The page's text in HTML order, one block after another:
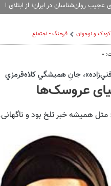
روان‌شناسان در ایران؛ از ابتلای
کودک و نوجوان فرهنگ - اجتماع
۰
فني‌زاده»، جانِ هميشگي كلاه‌قرمزي
عروسک‌ها
همیشه خبر تلخ بود و